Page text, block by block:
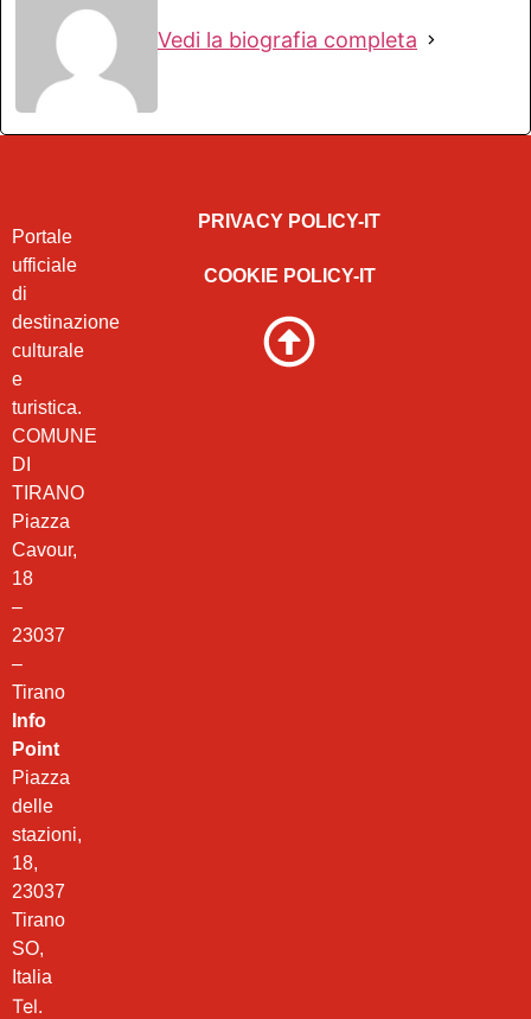
Vedi la biografia completa
Portale
ufficiale
di
destinazione
culturale
e
turistica.
COMUNE
DI
TIRANO
Piazza
Cavour,
18
–
23037
–
Tirano
Info
Point
Piazza
delle
stazioni,
18,
23037
Tirano
SO,
Italia
Tel.
PRIVACY POLICY-IT
COOKIE POLICY-IT